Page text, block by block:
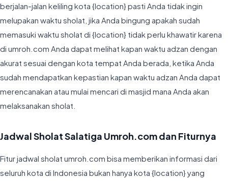
berjalan-jalan keliling kota {location} pasti Anda tidak ingin
melupakan waktu sholat, jika Anda bingung apakah sudah
memasuki waktu sholat di {location} tidak perlu khawatir karena
di umroh.com Anda dapat melihat kapan waktu adzan dengan
akurat sesuai dengan kota tempat Anda berada, ketika Anda
sudah mendapatkan kepastian kapan waktu adzan Anda dapat
merencanakan atau mulai mencari di masjid mana Anda akan
melaksanakan sholat.
Jadwal Sholat Salatiga Umroh.com dan Fiturnya
Fitur jadwal sholat umroh.com bisa memberikan informasi dari
seluruh kota di Indonesia bukan hanya kota {location} yang